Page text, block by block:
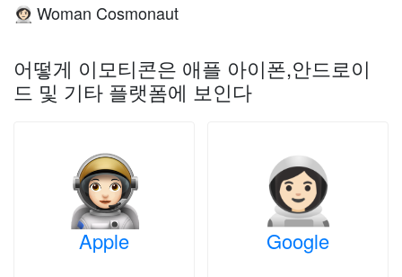
👩🏻‍🚀 Woman Cosmonaut
어떻게 이모티콘은 애플 아이폰,안드로이
드 및 기타 플랫폼에 보인다
Apple Google